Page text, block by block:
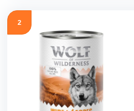
2